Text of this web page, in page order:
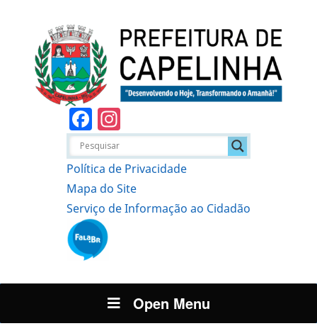
Facebook
Política de Privacidade
Mapa do Site
Serviço de Informação ao Cidadão
Open Menu